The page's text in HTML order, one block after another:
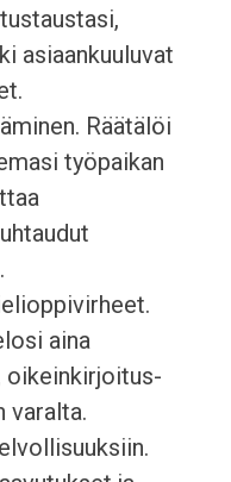
asiaankuuluvat
Räätälöi
työpaikan
aina
oikeinkirjoitus-
varalta.